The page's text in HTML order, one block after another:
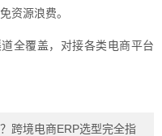
资源浪费。
全覆盖，对接各类电商平台
跨境电商ERP选型完全指